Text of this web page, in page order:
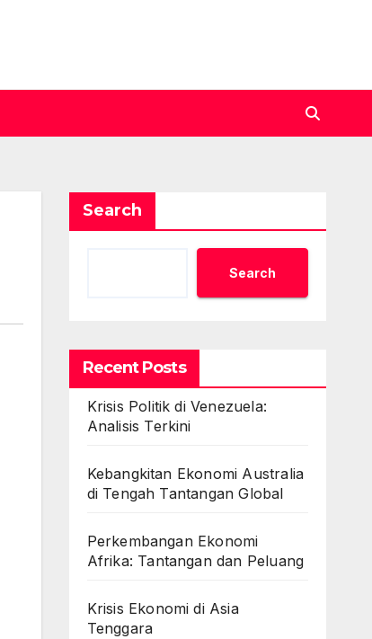
Search
Search
Recent Posts
Krisis Politik di Venezuela:
Analisis Terkini
Kebangkitan Ekonomi Australia
di Tengah Tantangan Global
Perkembangan Ekonomi
Afrika: Tantangan dan Peluang
Krisis Ekonomi di Asia
Tenggara